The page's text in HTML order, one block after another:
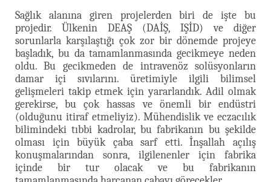
Sağlık alanına giren projelerden biri de işte bu
projedir. Ülkenin DEAŞ (DAİŞ, IŞİD) ve diğer
sorunlarla karşılaştığı çok zor bir dönemde projeye
başladık, bu da tamamlanmasında gecikmeye neden
oldu. Bu gecikmeden de intravenöz solüsyonların
damar içi sıvılarını. üretimiyle ilgili bilimsel
gelişmeleri takip etmek için yararlandık. Adil olmak
gerekirse, bu çok hassas ve önemli bir endüstri
(olduğunu itiraf etmeliyiz). Mühendislik ve eczacılık
bilimindeki tıbbi kadrolar, bu fabrikanın bu şekilde
olması için büyük çaba sarf etti. İnşallah açılış
konuşmalarından sonra, ilgilenenler için fabrika
içinde bir tur olacak ve bu fabrikanın